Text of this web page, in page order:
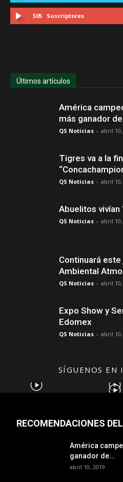
505 Suscriptores
Últimos artículos
América
más ganador
QS Noticias - abril 10,
Tigres va a la
QS Noticias - abril 10,
Abuelitos vivían
QS Noticias - abril 10,
Continuará
Ambiental
QS Noticias - abril 10,
Expo Show y
Edomex
QS Noticias - abril 10,
SÍGUENOS EN
RECOMENDACIONES
América
ganador de...
abril 10, 2019